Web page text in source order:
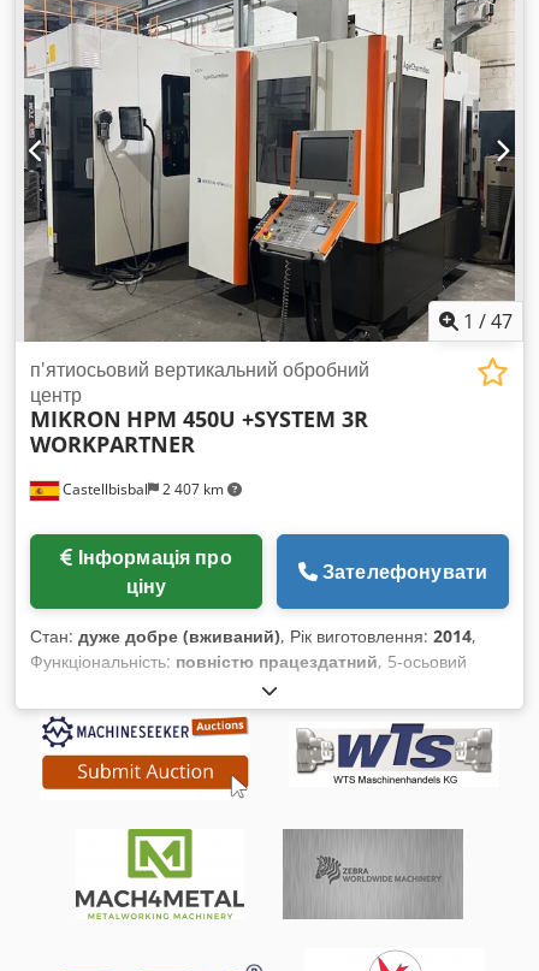
1 /47
Castellbisbal 2 407 km
п'ятиосьовий вертикальний обробний
центр
MIKRON HPM 450U +SYSTEM 3R
WORKPARTNER
ціну
Зателефонувати
Стан: дуже добре (вживаний), Рік виготовлення: 2014,
Функціональність: повністю працездатний, 5-осьовий
обробний центр MIKRON HPM 450U + автоматична система
WorkPartner System 3R на 115 позицій, рік випуску 2014.
Оснащений Heidenhain TNC 530, електронним ручним
маховиком. Ходи: X 600 мм, Y 450 мм, Z 450 мм, B
+45°/-120°, C необмежене обертання на 360°. Шпиндель 20
Магазин на 120 інструментів. Роботизована система 3R на
115 піддонів. Щуп для вимірювання інструменту, щуп для
вимірювання деталі. Фільтр для паперу, охолоджуючий
агрегат шпинделя. Dkjdpfxjy Twa Uj Acher